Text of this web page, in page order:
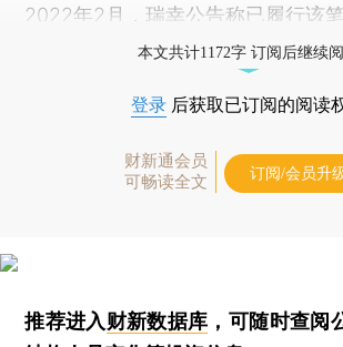
2022年2月，瑞幸公告称已履行该笔
本文共计1172字 订阅后继续
登录 后获取已订阅的阅读
财新通会员
可畅读全文
订阅/会员升
推荐进入财新数据库 ，可随时查阅